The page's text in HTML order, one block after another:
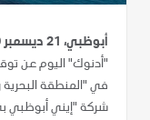
أبوظبي، 21 ديسمبر 2020
"أدنوك" اليوم عن
شركة "إيني أبوظبي